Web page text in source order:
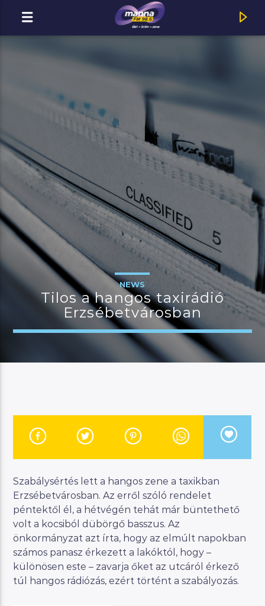
MOST ADÁSBAN
MannaFM
JELENLEGI MŰSOR
BUDAPEST UPDATE
Manna FM
NEWS
Tilos a hangos taxirádió
Erzsébetvárosban
Szabálysértés lett a hangos zene a taxikban
Erzsébetvárosban. Az erről szóló rendelet
péntektől él, a hétvégén tehát már büntethető
volt a kocsiból dübörgő basszus. Az
önkormányzat azt írta, hogy az elmúlt napokban
számos panasz érkezett a lakóktól, hogy –
különösen este – zavarja őket az utcáról érkező
túl hangos rádiózás, ezért történt a szabályozás.